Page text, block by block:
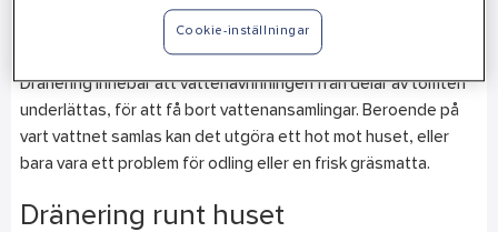
Dränering kan vara ett stort projekt där du behöver hjälp, eller
ett hanterbart projekt som du klarar av på egen hand.
Dränering innebär att vattenavrinningen från delar av tomten
underlättas, för att få bort vattenansamlingar. Beroende på
vart vattnet samlas kan det utgöra ett hot mot huset, eller
bara vara ett problem för odling eller en frisk gräsmatta.
Dränering runt huset
Cookie-inställningar